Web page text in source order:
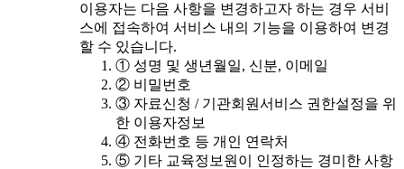
이용자는 다음 사항을 변경하고자 하는 경우 서비
스에 접속하여 서비스 내의 기능을 이용하여 변경
할 수 있습니다.
① 성명 및 생년월일, 신분, 이메일
② 비밀번호
③ 자료신청 / 기관회원서비스 권한설정을 위
한 이용자정보
④ 전화번호 등 개인 연락처
⑤ 기타 교육정보원이 인정하는 경미한 사항